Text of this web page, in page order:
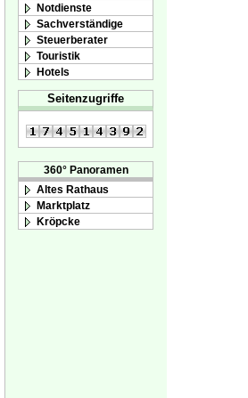
Notdienste
Sachverständige
Steuerberater
Touristik
Hotels
Seitenzugriffe
360° Panoramen
Altes Rathaus
Marktplatz
Kröpcke